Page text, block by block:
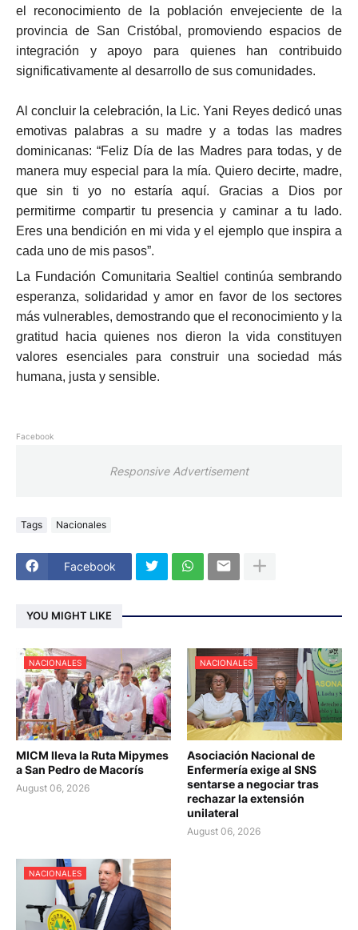
el reconocimiento de la población envejeciente de la
provincia de San Cristóbal, promoviendo espacios de
integración y apoyo para quienes han contribuido
significativamente al desarrollo de sus comunidades.
Al concluir la celebración, la Lic. Yani Reyes dedicó unas
emotivas palabras a su madre y a todas las madres
dominicanas: “Feliz Día de las Madres para todas, y de
manera muy especial para la mía. Quiero decirte, madre,
que sin ti yo no estaría aquí. Gracias a Dios por
permitirme compartir tu presencia y caminar a tu lado.
Eres una bendición en mi vida y el ejemplo que inspira a
cada uno de mis pasos”.
La Fundación Comunitaria Sealtiel continúa sembrando
esperanza, solidaridad y amor en favor de los sectores
más vulnerables, demostrando que el reconocimiento y la
gratitud hacia quienes nos dieron la vida constituyen
valores esenciales para construir una sociedad más
humana, justa y sensible.
Facebook
Responsive Advertisement
Tags Nacionales
Facebook
YOU MIGHT LIKE
NACIONALES
MICM lleva la Ruta Mipymes
a San Pedro de Macorís
August 06, 2026
NACIONALES
Asociación Nacional de
Enfermería exige al SNS
sentarse a negociar tras
rechazar la extensión
unilateral
August 06, 2026
NACIONALES